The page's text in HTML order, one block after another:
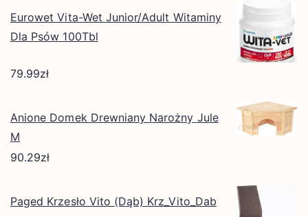
Eurowet Vita-Wet Junior/Adult Witaminy
Dla Psów 100Tbl
79.99zł
Anione Domek Drewniany Narożny Jule
M
90.29zł
Paged Krzesło Vito (Dąb) Krz_Vito_Dab